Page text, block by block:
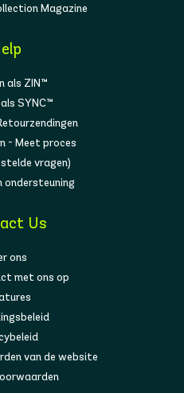
Magazine
als ZIN™
SYNC™
- Meet proces
vragen)
ondersteuning
Us
ons
met ons op
van de website